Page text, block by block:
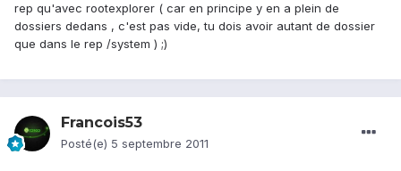
rep qu'avec rootexplorer ( car en principe y en a plein de
dossiers dedans , c'est pas vide, tu dois avoir autant de dossier
que dans le rep /system ) ;)
Francois53
Posté(e) 5 septembre 2011